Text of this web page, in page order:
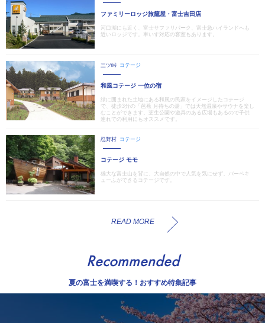
ファミリーロッジ旅籠屋・富士吉田店
河口湖にも近く、富士サファリパーク、富士急ハイランドへも
近いロッジです。車いす対応の客室もあります。
三ツ峠 コテージ
和風コテージ 一位の宿
緑に囲まれた土地にある和風の民家をイメージしたコテージ
で、徒歩3分の「芭蕉 月待ちの湯」では天然温泉やサウナを楽し
むことができます。芝生公園や遊具のある広場もあるので子供
連れでの利用にもオススメです。
忍野村 コテージ
コテージ モモ
雄大な富士山を背に、大自然の中で人気を気にせず、バーベキ
ューふができるコテージです。
READ MORE
Recommended
夏の富士を満喫する！おすすめ特集記事